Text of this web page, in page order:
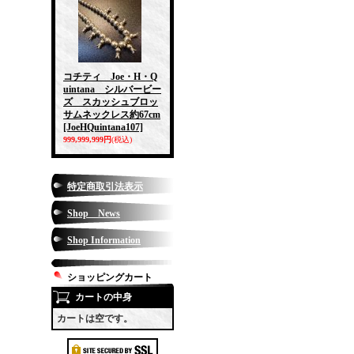
コチティ Joe・H・Q
uintana シルバービー
ズ スカッシュブロッ
サムネックレス約67cm
[JoeHQuintana107]
999,999,999円(税込)
特定商取引法表示
Shop News
Shop Information
ショッピングカート
カートの中身
カートは空です。